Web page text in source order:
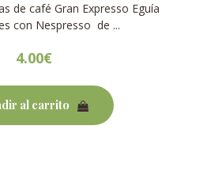
de café Gran Expresso Eguía
con Nespresso de ...
4.00€
al carrito